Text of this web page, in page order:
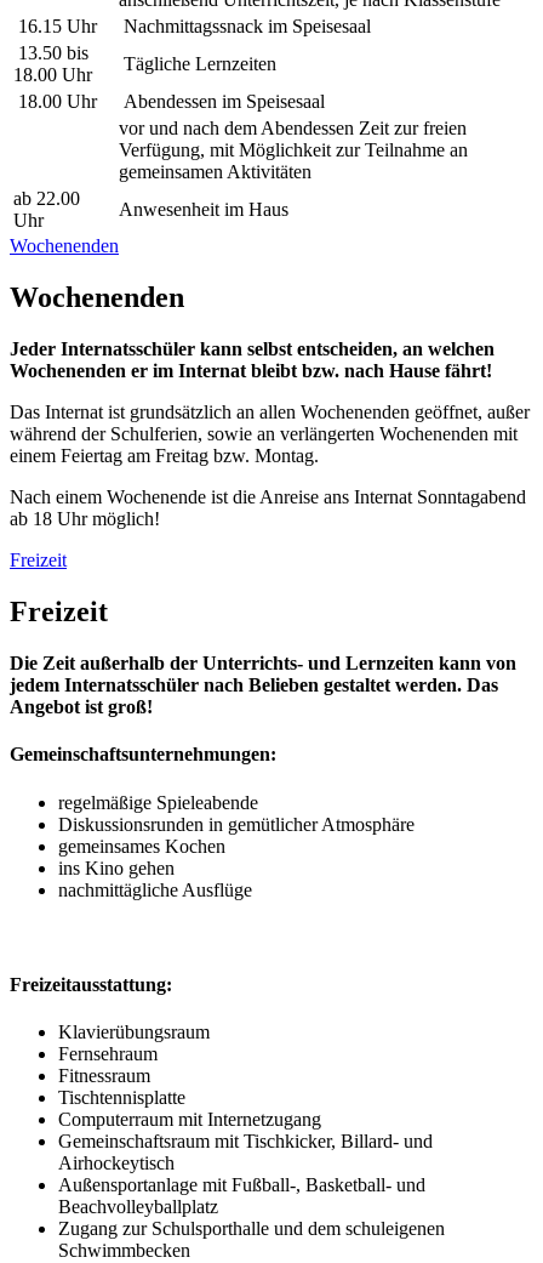
16.15 Uhr
Nachmittagssnack im Speisesaal
13.50 bis
18.00 Uhr
Tägliche Lernzeiten
18.00 Uhr
Abendessen im Speisesaal
vor und nach dem Abendessen Zeit zur freien
Verfügung, mit Möglichkeit zur Teilnahme an
gemeinsamen Aktivitäten
ab 22.00
Uhr
Anwesenheit im Haus
Wochenenden
Wochenenden
Jeder Internatsschüler kann selbst entscheiden, an welchen
Wochenenden er im Internat bleibt bzw. nach Hause fährt!
Das Internat ist grundsätzlich an allen Wochenenden geöffnet, außer
während der Schulferien, sowie an verlängerten Wochenenden mit
einem Feiertag am Freitag bzw. Montag.
Nach einem Wochenende ist die Anreise ans Internat Sonntagabend
ab 18 Uhr möglich!
Freizeit
Freizeit
Die Zeit außerhalb der Unterrichts- und Lernzeiten kann von
jedem Internatsschüler nach Belieben gestaltet werden. Das
Angebot ist groß!
Gemeinschaftsunternehmungen:
regelmäßige Spieleabende
Diskussionsrunden in gemütlicher Atmosphäre
gemeinsames Kochen
ins Kino gehen
nachmittägliche Ausflüge
Freizeitausstattung:
Klavierübungsraum
Fernsehraum
Fitnessraum
Tischtennisplatte
Computerraum mit Internetzugang
Gemeinschaftsraum mit Tischkicker, Billard- und
Airhockeytisch
Außensportanlage mit Fußball-, Basketball- und
Beachvolleyballplatz
Zugang zur Schulsporthalle und dem schuleigenen
Schwimmbecken